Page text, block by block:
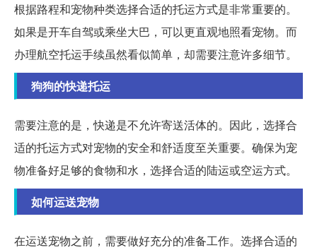
根据路程和宠物种类选择合适的托运方式是非常重要的。
如果是开车自驾或乘坐大巴，可以更直观地照看宠物。而
办理航空托运手续虽然看似简单，却需要注意许多细节。
狗狗的快递托运
需要注意的是，快递是不允许寄送活体的。因此，选择合
适的托运方式对宠物的安全和舒适度至关重要。确保为宠
物准备好足够的食物和水，选择合适的陆运或空运方式。
如何运送宠物
在运送宠物之前，需要做好充分的准备工作。选择合适的